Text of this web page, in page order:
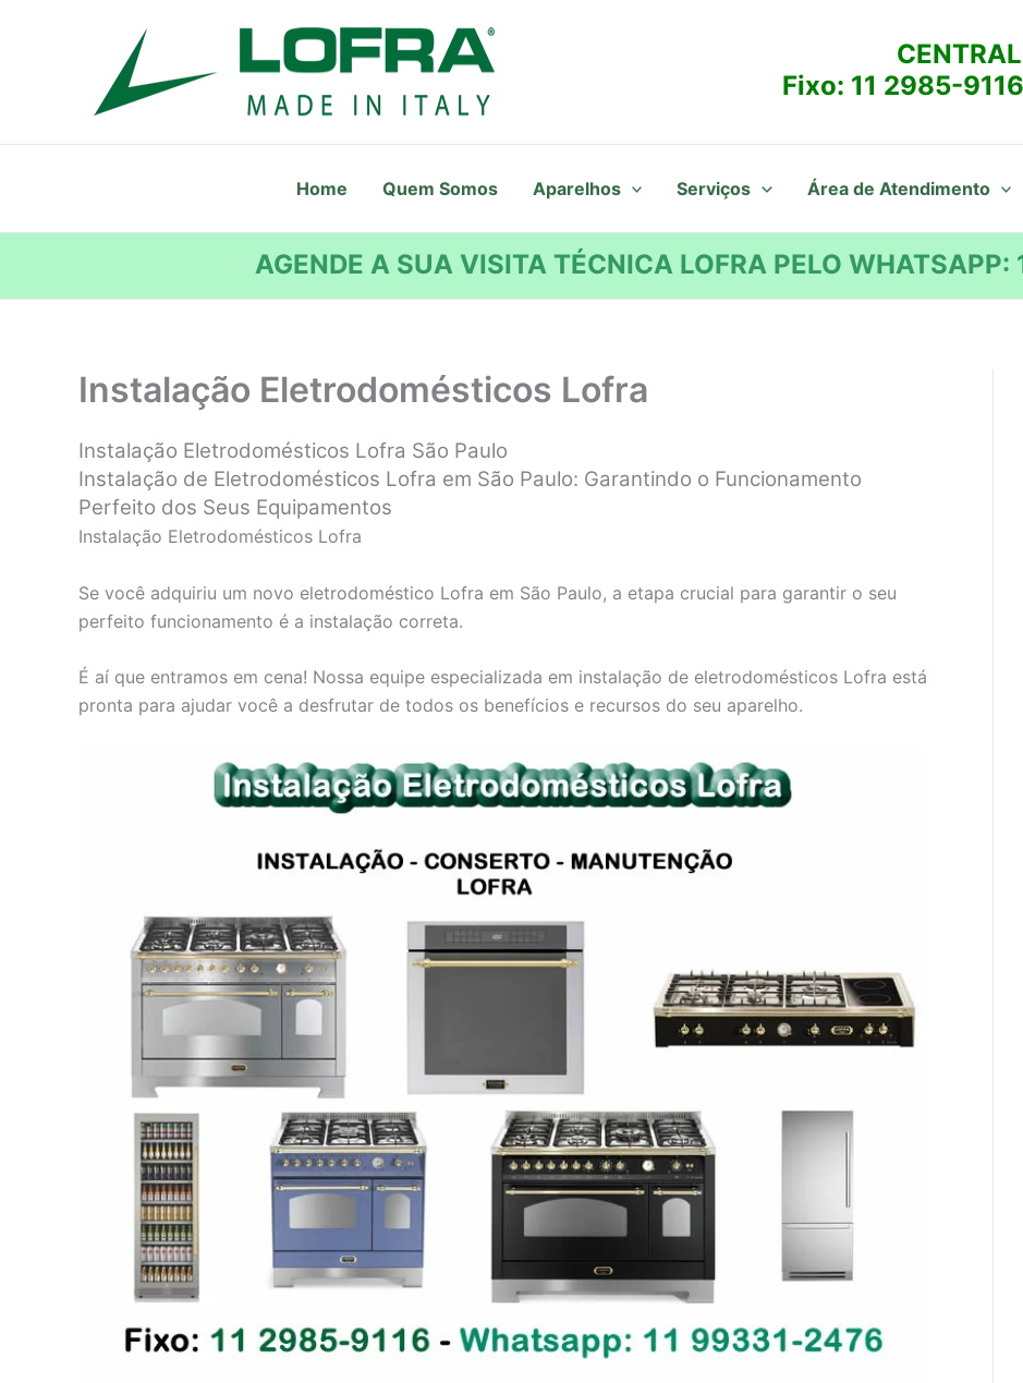
Fixo: 11 2985-9116
Home Quem Somos Aparelhos Serviços Área de Atendimento
AGENDE A SUA VISITA TÉCNICA LOFRA PELO
Instalação Eletrodomésticos Lofra
Instalação Eletrodomésticos Lofra São Paulo
Instalação de Eletrodomésticos Lofra em São Paulo: Garantindo o Funcionamento
Perfeito dos Seus Equipamentos
Instalação Eletrodomésticos Lofra
Se você adquiriu um novo eletrodoméstico Lofra em São Paulo, a etapa crucial para garantir o seu
perfeito funcionamento é a instalação correta.
É aí que entramos em cena! Nossa equipe especializada em instalação de eletrodomésticos Lofra está
pronta para ajudar você a desfrutar de todos os benefícios e recursos do seu aparelho.